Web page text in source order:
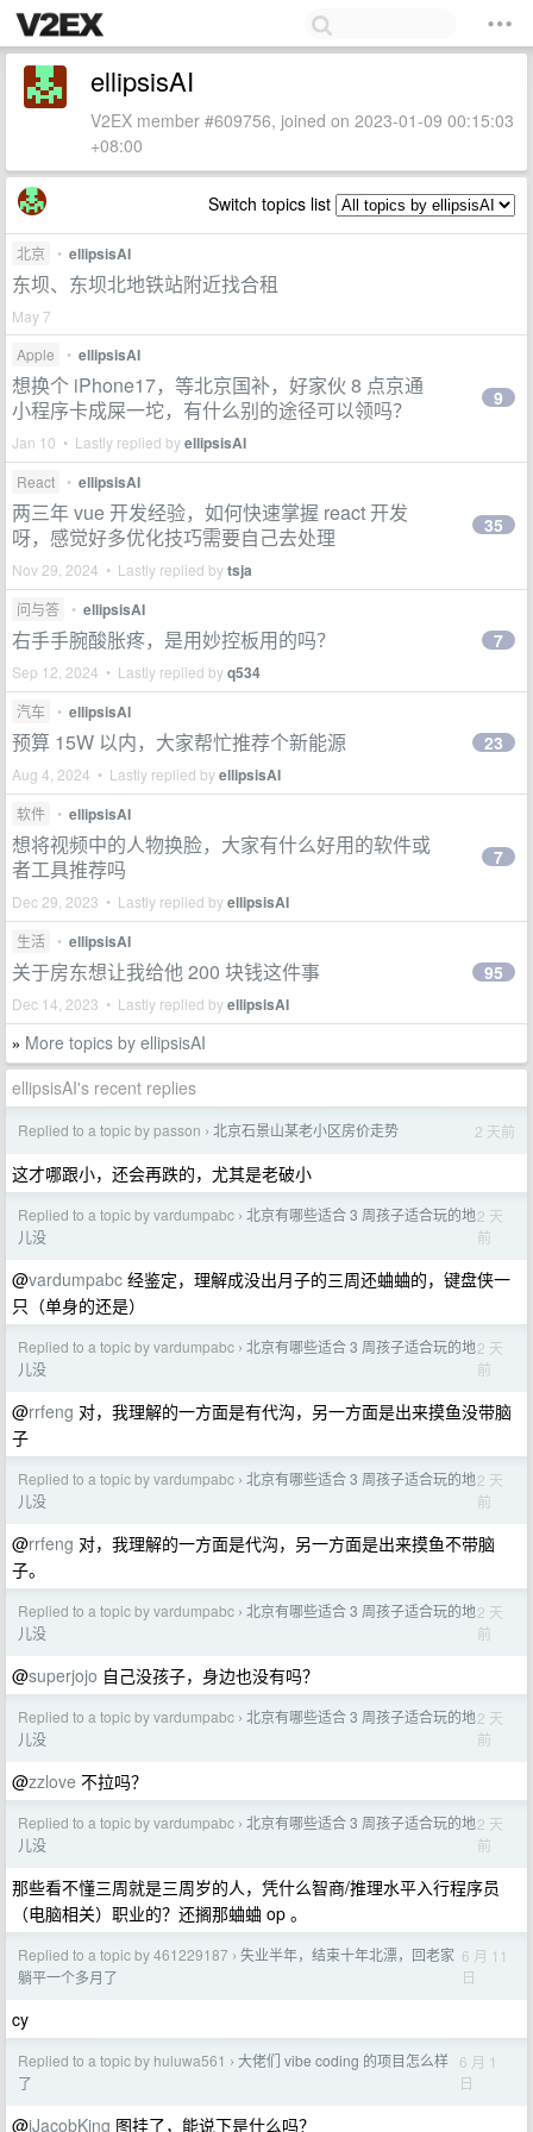
ellipsisAI
V2EX member #609756, joined on 2023-01-09 00:15:03
+08:00
Switch topics list
北京 • ellipsisAI
东坝、东坝北地铁站附近找合租
May 7
Apple
• ellipsisAI
想换个 iPhone17，等北京国补，好家伙 8 点京通
小程序卡成屎一坨，有什么别的途径可以领吗？
Jan 10 • Lastly replied byellipsisAI
9
React • ellipsisAI
两三年 vue 开发经验，如何快速掌握 react 开发
呀，感觉好多优化技巧需要自己去处理
Nov 29, 2024 • Lastly replied bytsja
35
问与答 • ellipsisAI
右手手腕酸胀疼，是用妙控板用的吗？
Sep 12, 2024 • Lastly replied byq534
7
汽车 • ellipsisAI
预算 15W 以内，大家帮忙推荐个新能源
Aug 4, 2024 • Lastly replied byellipsisAI
23
软件 • ellipsisAI
想将视频中的人物换脸，大家有什么好用的软件或
者工具推荐吗
Dec 29, 2023 • Lastly replied byellipsisAI
7
生活 • ellipsisAI
关于房东想让我给他 200 块钱这件事
Dec 14, 2023 • Lastly replied byellipsisAI
95
» More topics by ellipsisAI
ellipsisAI's recent replies
Replied to a topic by passon › 北京石景山某老小区房价走势 2 天前
这才哪跟小，还会再跌的，尤其是老破小
Replied to a topic by vardumpabc › 北京有哪些适合 3 周孩子适合玩的地
儿没
2 天
前
@vardumpabc 经鉴定，理解成没出月子的三周还蛐蛐的，键盘侠一
只（单身的还是）
Replied to a topic by vardumpabc › 北京有哪些适合 3 周孩子适合玩的地
儿没
2 天
前
@rrfeng 对，我理解的一方面是有代沟，另一方面是出来摸鱼没带脑
子
Replied to a topic by vardumpabc › 北京有哪些适合 3 周孩子适合玩的地
儿没
2 天
前
@rrfeng 对，我理解的一方面是代沟，另一方面是出来摸鱼不带脑
子。
Replied to a topic by vardumpabc › 北京有哪些适合 3 周孩子适合玩的地
儿没
2 天
前
@superjojo 自己没孩子，身边也没有吗？
Replied to a topic by vardumpabc › 北京有哪些适合 3 周孩子适合玩的地
儿没
2 天
前
@zzlove 不拉吗？
Replied to a topic by vardumpabc › 北京有哪些适合 3 周孩子适合玩的地
儿没
2 天
前
那些看不懂三周就是三周岁的人，凭什么智商/推理水平入行程序员
（电脑相关）职业的？还搁那蛐蛐 op 。
Replied to a topic by 461229187 › 失业半年，结束十年北漂，回老家
躺平一个多月了
6 月 11
日
cy
Replied to a topic by huluwa561 › 大佬们 vibe coding 的项目怎么样
了
6 月 1
日
@jJacobKing 图挂了，能说下是什么吗？